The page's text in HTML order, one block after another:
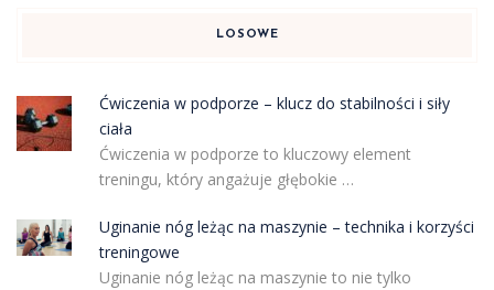
LOSOWE
Ćwiczenia w podporze – klucz do stabilności i siły
ciała
Ćwiczenia w podporze to kluczowy element
treningu, który angażuje głębokie …
Uginanie nóg leżąc na maszynie – technika i korzyści
treningowe
Uginanie nóg leżąc na maszynie to nie tylko